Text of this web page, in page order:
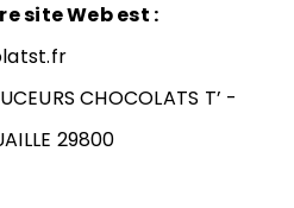
site Web est :
CHOCOLATS T’ -
29800